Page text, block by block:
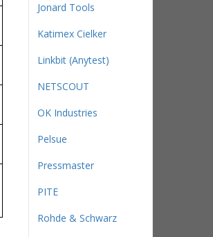
Jonard Tools
Katimex Cielker
Linkbit (Anytest)
NETSCOUT
OK Industries
Pelsue
Pressmaster
PITE
Rohde & Schwarz